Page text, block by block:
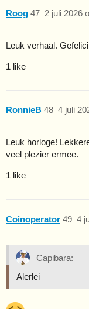
Roog 2 juli 2026
47
Leuk verhaal.
1 like
RonnieB 4 juli
48
Leuk horloge!
veel plezier ermee.
1 like
Coinoperator 4
49
Capibara:
Alerlei